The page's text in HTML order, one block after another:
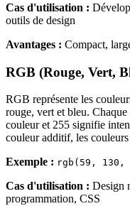
Cas d'utilisation :
outils de design
Avantages : Compact,
RGB (Rouge, Vert,
RGB représente les
rouge, vert et bleu.
couleur et 255 signifie
couleur additif, les
Exemple : rgb(59, 130,
Cas d'utilisation : Design
programmation, CSS